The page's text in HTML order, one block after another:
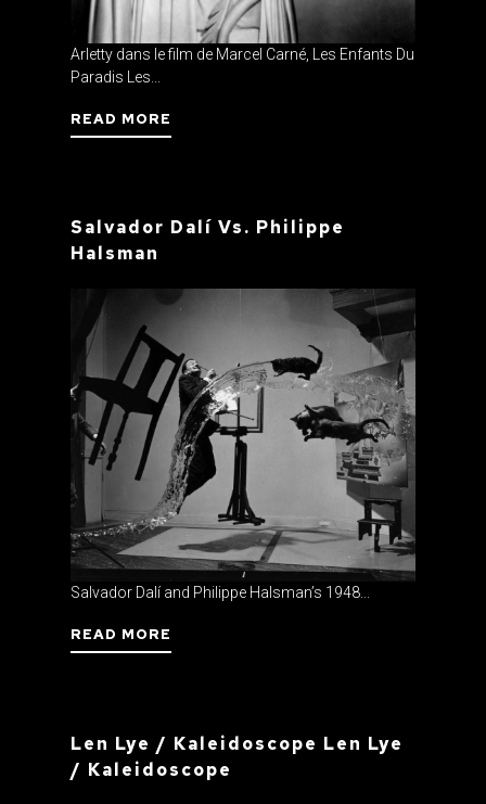
Arletty dans le film de Marcel Carné, Les Enfants Du
Paradis Les...
READ MORE
Salvador Dalí Vs. Philippe
Halsman
Salvador Dalí and Philippe Halsman’s 1948...
READ MORE
Len Lye / Kaleidoscope Len Lye
/ Kaleidoscope